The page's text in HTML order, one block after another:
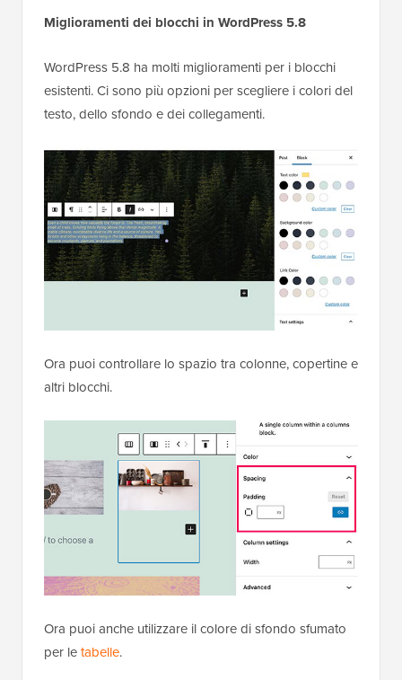
Miglioramenti dei blocchi in WordPress 5.8
WordPress 5.8 ha molti miglioramenti per i blocchi
esistenti. Ci sono più opzioni per scegliere i colori del
testo, dello sfondo e dei collegamenti.
Ora puoi controllare lo spazio tra colonne, copertine e
altri blocchi.
Ora puoi anche utilizzare il colore di sfondo sfumato
per letabelle.